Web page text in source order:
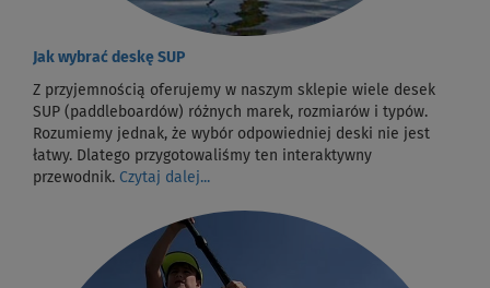
Jak wybrać deskę SUP
Z przyjemnością oferujemy w naszym sklepie wiele desek
SUP (paddleboardów) różnych marek, rozmiarów i typów.
Rozumiemy jednak, że wybór odpowiedniej deski nie jest
łatwy. Dlatego przygotowaliśmy ten interaktywny
przewodnik. Czytaj dalej...